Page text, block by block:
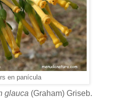
en panícula
glauca (Graham) Griseb.